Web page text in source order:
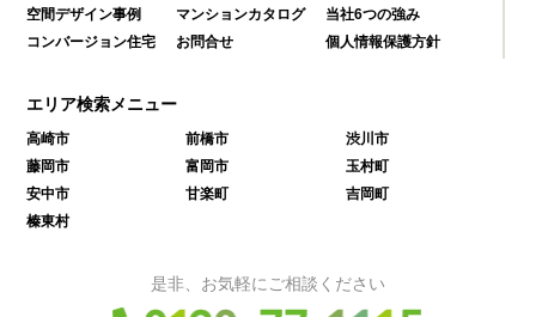
空間デザイン事例
マンションカタログ
当社6つの強み
コンバージョン住宅
お問合せ 個人情報保護方針
エリア検索メニュー
高崎市 前橋市
渋川市
藤岡市
富岡市
玉村町
安中市
甘楽町
吉岡町
榛東村
是非、お気軽にご相談ください